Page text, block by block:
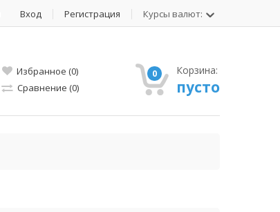
Вход Регистрация Курсы валют:
Избранное (0)
Сравнение (0)
0 Корзина:
пусто